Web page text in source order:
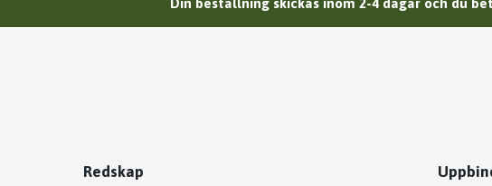
Din beställning skickas inom 2-4 dagar och du
Redskap